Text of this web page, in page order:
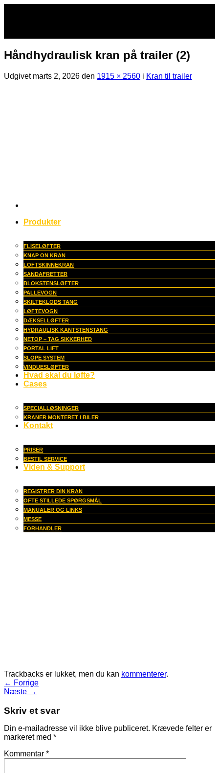
Produkter
FLISELØFTER
KNAP ON KRAN
LOFTSKINNEKRAN
SANDAFRETTER
BLOKSTENSLØFTER
PALLEVOGN
SKILTEKLODS TANG
LØFTEVOGN
DÆKSELLØFTER
HYDRAULISK KANTSTENSTANG
NETOP – TAG SIKKERHED
PORTAL LIFT
SLOPE SYSTEM
VINDUESLØFTER
Hvad skal du løfte?
Cases
SPECIALLØSNINGER
KRANER MONTERET I BILER
Kontakt
PRISER
BESTIL SERVICE
Viden & Support
REGISTRER DIN KRAN
OFTE STILLEDE SPØRGSMÅL
MANUALER OG LINKS
MESSE
FORHANDLER
Håndhydraulisk kran på trailer (2)
Udgivet marts 2, 2026 den 1915 × 2560 i Kran til trailer
Trackbacks er lukket, men du kan kommenterer.
← Forrige
Næste →
Skriv et svar
Din e-mailadresse vil ikke blive publiceret. Krævede felter er
markeret med *
Kommentar *